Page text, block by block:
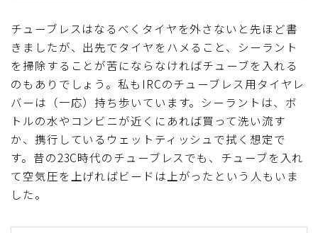
チューブレスはなるべくタイヤを外さないと先ほど書
きましたが、出先でタイヤをハメること、シーラント
を掃除することが苦にならなければチューブを入れる
のもありでしょう。私もIRCのチューブレス用タイヤレ
バーは（一応）持ち歩いています。シーラントは、ボ
トルの水やコンビニが近くにあれば買って洗い流す
か、携行しているウェットティッシュで拭く想定で
す。昔の23C時代のチューブレスでも、チューブを入れ
て空気圧を上げればビードは上がったという人もいま
した。